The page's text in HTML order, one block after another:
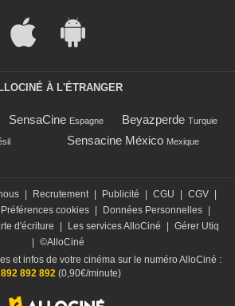
À L'ÉTRANGER
SensaCine Espagne Beyazperde Turquie
Sensacine México Mexique
| Recrutement | Publicité | CGU | CGV |
Préférences cookies | Données Personnelles |
d'écriture | Les services AlloCiné | Gérer Utiq
| ©AlloCiné
et infos de votre cinéma sur le numéro AlloCiné :
892 892 (0,90€/minute)